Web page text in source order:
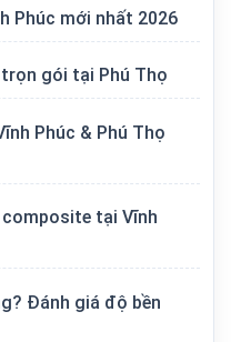
Phúc mới nhất 2026
gói tại Phú Thọ
Phúc & Phú Thọ
tại Vĩnh
Đánh giá độ bền